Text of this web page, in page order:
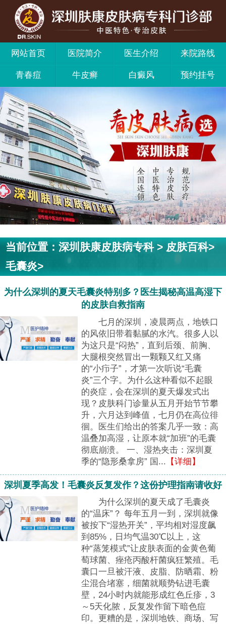
网站首页 医院简介 医生介绍 来院路线
青春痘 牛皮癣 白癜风 预约挂号
当前位置：深圳肤康皮肤病专科> 皮肤百科>
毛囊炎>
为什么深圳的夏天毛囊炎特别多？医生揭秘高温高湿下
的皮肤自救指南
七月的深圳，凌晨两点，地铁口
的风依旧带着黏腻的水汽。很多人以
为这只是“闷热”，直到后颈、前胸、
大腿根突然冒出一颗颗又红又痛
的“小疖子”，才第一次听说“毛囊
炎”三个字。为什么这种看似不起眼
的炎症，会在深圳的夏天爆发式出
现？皮肤科门诊量从五月开始节节攀
升，六月达到峰值，七月仍在高位徘
徊。医生们给出的答案几乎一致：高
温叠加高湿，让原本就“加班”的毛囊
彻底崩溃。 一、湿热夹击：深圳夏
季的“隐形桑拿房” 国... 【详细】
深圳夏季高发！毛囊炎反复发作？这份护理指南请收好
为什么深圳的夏天成了毛囊炎
的“温床”？ 每年五月一到，深圳就像
被按下“湿热开关”，平均相对湿度飙
到85%，日均气温30℃以上，这
种“蒸笼模式”让皮肤表面的金黄色葡
萄球菌、痤疮丙酸杆菌疯狂繁殖。毛
囊口一旦被汗液、皮脂、防晒霜、粉
尘混合堵塞，细菌就顺势钻进毛囊
壁，24小时内就能形成红色丘疹，3
～5天化脓，反复发作留下暗色痘
印。更糟的是，深圳地铁、商场、写